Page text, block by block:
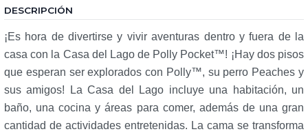
DESCRIPCIÓN
¡Es hora de divertirse y vivir aventuras dentro y fuera de la
casa con la Casa del Lago de Polly Pocket™! ¡Hay dos pisos
que esperan ser explorados con Polly™, su perro Peaches y
sus amigos! La Casa del Lago incluye una habitación, un
baño, una cocina y áreas para comer, además de una gran
cantidad de actividades entretenidas. La cama se transforma